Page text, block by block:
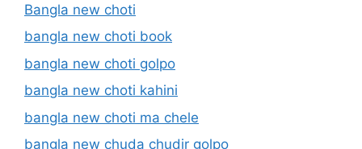
Bangla new choti
bangla new choti book
bangla new choti golpo
bangla new choti kahini
bangla new choti ma chele
bangla new chuda chudir golpo